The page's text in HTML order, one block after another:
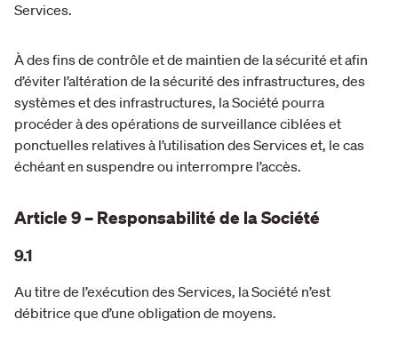
Services.
À des fins de contrôle et de maintien de la sécurité et afin
d’éviter l’altération de la sécurité des infrastructures, des
systèmes et des infrastructures, la Société pourra
procéder à des opérations de surveillance ciblées et
ponctuelles relatives à l’utilisation des Services et, le cas
échéant en suspendre ou interrompre l’accès.
Article 9 – Responsabilité de la Société
9.1
Au titre de l’exécution des Services, la Société n’est
débitrice que d’une obligation de moyens.